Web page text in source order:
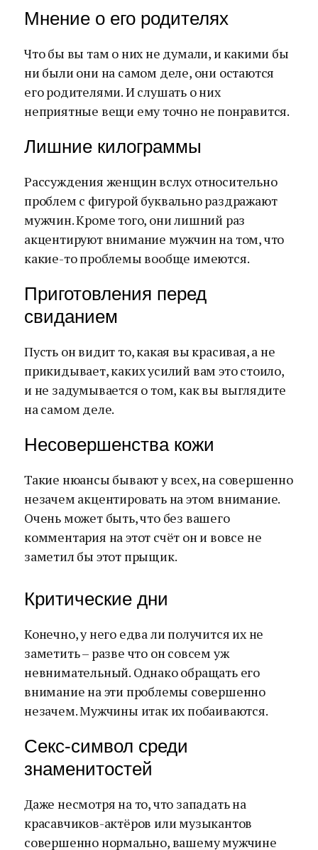
Мнение о его родителях
Что бы вы там о них не думали, и какими бы
ни были они на самом деле, они остаются
его родителями. И слушать о них
неприятные вещи ему точно не понравится.
Лишние килограммы
Рассуждения женщин вслух относительно
проблем с фигурой буквально раздражают
мужчин. Кроме того, они лишний раз
акцентируют внимание мужчин на том, что
какие-то проблемы вообще имеются.
Приготовления перед
свиданием
Пусть он видит то, какая вы красивая, а не
прикидывает, каких усилий вам это стоило,
и не задумывается о том, как вы выглядите
на самом деле.
Несовершенства кожи
Такие нюансы бывают у всех, на совершенно
незачем акцентировать на этом внимание.
Очень может быть, что без вашего
комментария на этот счёт он и вовсе не
заметил бы этот прыщик.
Критические дни
Конечно, у него едва ли получится их не
заметить – разве что он совсем уж
невнимательный. Однако обращать его
внимание на эти проблемы совершенно
незачем. Мужчины итак их побаиваются.
Секс-символ среди
знаменитостей
Даже несмотря на то, что западать на
красавчиков-актёров или музыкантов
совершенно нормально, вашему мужчине